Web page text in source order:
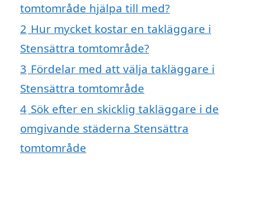
tomtområde hjälpa till med?
2 Hur mycket kostar en takläggare i
Stensättra tomtområde?
3 Fördelar med att välja takläggare i
Stensättra tomtområde
4 Sök efter en skicklig takläggare i de
omgivande städerna Stensättra
tomtområde